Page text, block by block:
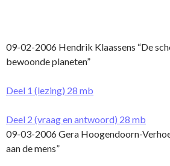
09-02-2006 Hendrik Klaassens “De
bewoonde planeten”
Deel 1 (lezing) 28 mb
Deel 2 (vraag en antwoord) 28 mb
09-03-2006 Gera Hoogendoorn-
aan de mens”